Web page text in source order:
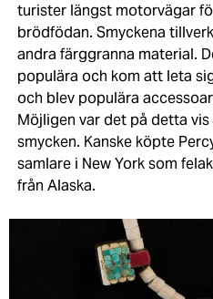
turister längst motorvägar
brödfödan. Smyckena
andra färggranna material.
populära och kom att leta
och blev populära
Möjligen var det på detta
smycken. Kanske köpte
samlare i New York som
från Alaska.